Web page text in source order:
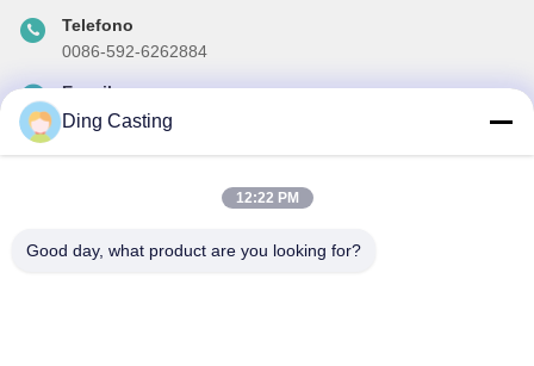
Telefono
0086-592-6262884
E-mail
dzivy@idzxm.cn
Iscriviti alla nostra newsletter per sconti e altro.
Ding Casting
12:22 PM
Good day, what product are you looking for?